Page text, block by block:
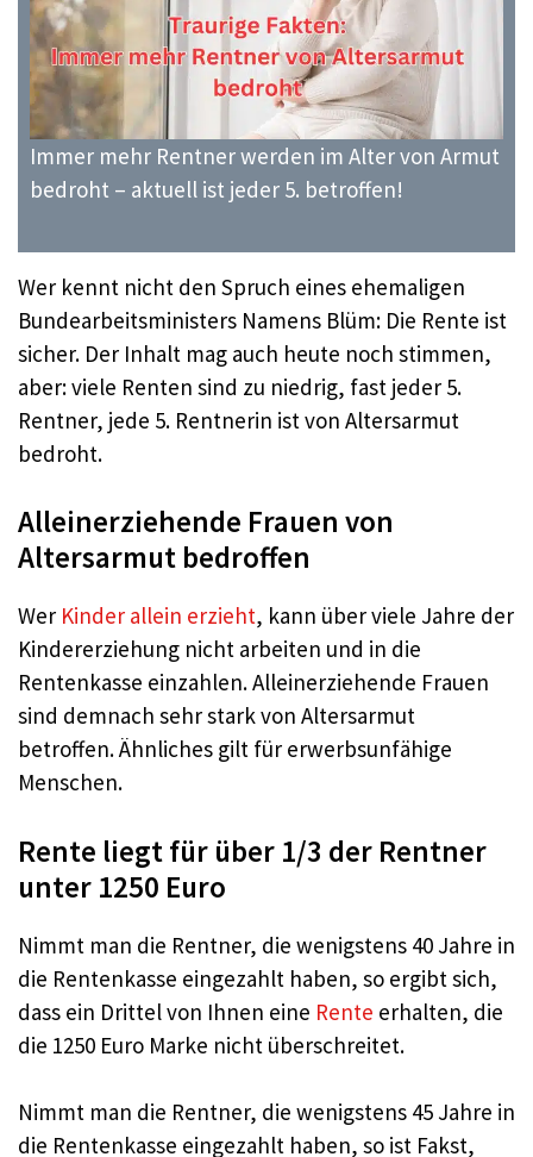
Immer mehr Rentner werden im Alter von Armut
bedroht – aktuell ist jeder 5. betroffen!
Wer kennt nicht den Spruch eines ehemaligen
Bundearbeitsministers Namens Blüm: Die Rente ist
sicher. Der Inhalt mag auch heute noch stimmen,
aber: viele Renten sind zu niedrig, fast jeder 5.
Rentner, jede 5. Rentnerin ist von Altersarmut
bedroht.
Alleinerziehende Frauen von
Altersarmut bedroffen
Wer Kinder allein erzieht, kann über viele Jahre der
Kindererziehung nicht arbeiten und in die
Rentenkasse einzahlen. Alleinerziehende Frauen
sind demnach sehr stark von Altersarmut
betroffen. Ähnliches gilt für erwerbsunfähige
Menschen.
Rente liegt für über 1/3 der Rentner
unter 1250 Euro
Nimmt man die Rentner, die wenigstens 40 Jahre in
die Rentenkasse eingezahlt haben, so ergibt sich,
dass ein Drittel von Ihnen eine Rente erhalten, die
die 1250 Euro Marke nicht überschreitet.
Nimmt man die Rentner, die wenigstens 45 Jahre in
die Rentenkasse eingezahlt haben, so ist Fakst,